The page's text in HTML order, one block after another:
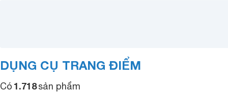
DỤNG CỤ TRANG ĐIỂM
Có 1.718sản phẩm